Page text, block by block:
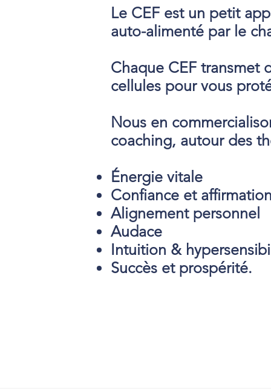
Le CEF est un petit
auto-alimenté par le
Chaque CEF transmet
cellules pour vous
Nous en
coaching, autour des
Énergie vitale
Confiance et
Alignement personnel
Audace
Intuition &
Succès et prospérité.